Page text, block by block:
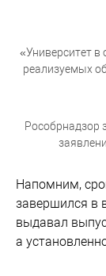
«Университет в
реализуемых
Рособрнадзор
Напомним,
завершился в
выдавал
а